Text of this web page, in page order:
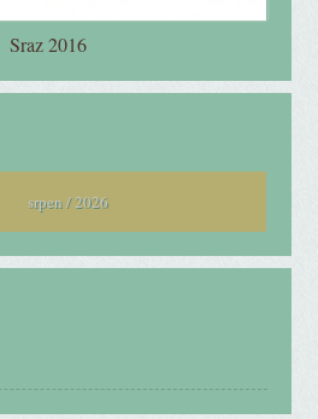
Sraz 2016
srpen / 2026